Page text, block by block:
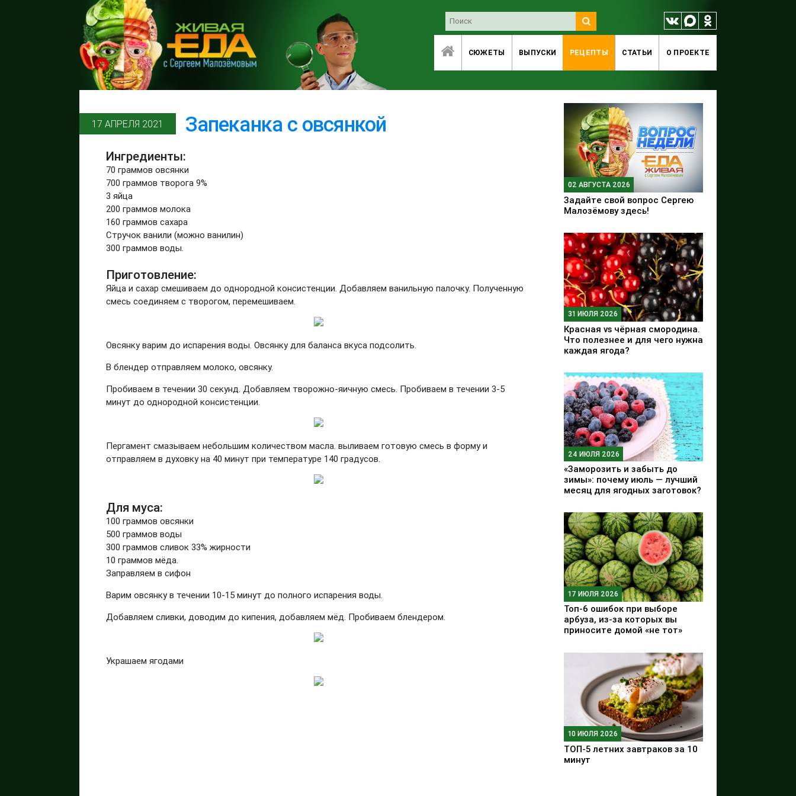
СЮЖЕТЫ ВЫПУСКИ РЕЦЕПТЫ СТАТЬИ O ПРОЕКТЕ
17 АПРЕЛЯ 2021 Запеканка с овсянкой
Ингредиенты:
70 граммов овсянки
700 граммов творога 9%
3 яйца
200 граммов молока
160 граммов сахара
Стручок ванили (можно ванилин)
300 граммов воды.
Приготовление:
Яйца и сахар смешиваем до однородной консистенции. Добавляем ванильную палочку. Полученную
смесь соединяем с творогом, перемешиваем.
Овсянку варим до испарения воды. Овсянку для баланса вкуса подсолить.
В блендер отправляем молоко, овсянку.
Пробиваем в течении 30 секунд. Добавляем творожно-яичную смесь. Пробиваем в течении 3-5
минут до однородной консистенции.
Пергамент смазываем небольшим количеством масла. выливаем готовую смесь в форму и
отправляем в духовку на 40 минут при температуре 140 градусов.
Для муса:
100 граммов овсянки
500 граммов воды
300 граммов сливок 33% жирности
10 граммов мёда.
Заправляем в сифон
Варим овсянку в течении 10-15 минут до полного испарения воды.
Добавляем сливки, доводим до кипения, добавляем мёд. Пробиваем блендером.
Украшаем ягодами
02 АВГУСТА 2026
Задайте свой вопрос Сергею
Малозёмову здесь!
31 ИЮЛЯ 2026
Красная vs чёрная смородина.
Что полезнее и для чего нужна
каждая ягода?
24 ИЮЛЯ 2026
«Заморозить и забыть до
зимы»: почему июль — лучший
месяц для ягодных заготовок?
17 ИЮЛЯ 2026
Топ-6 ошибок при выборе
арбуза, из-за которых вы
приносите домой «не тот»
10 ИЮЛЯ 2026
ТОП-5 летних завтраков за 10
минут